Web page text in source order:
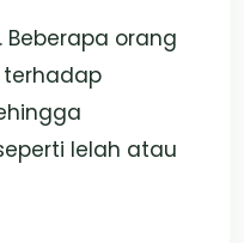
Beberapa orang
terhadap
lelah atau